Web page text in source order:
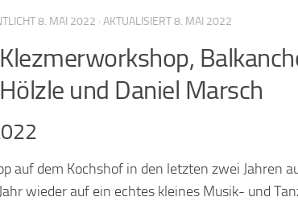
8. MAI 2022 · AKTUALISIERT8. MAI 2022
und Daniel Marsch
auf dem Kochshof in den letzten zwei Jahren
wieder auf ein echtes kleines Musik- und